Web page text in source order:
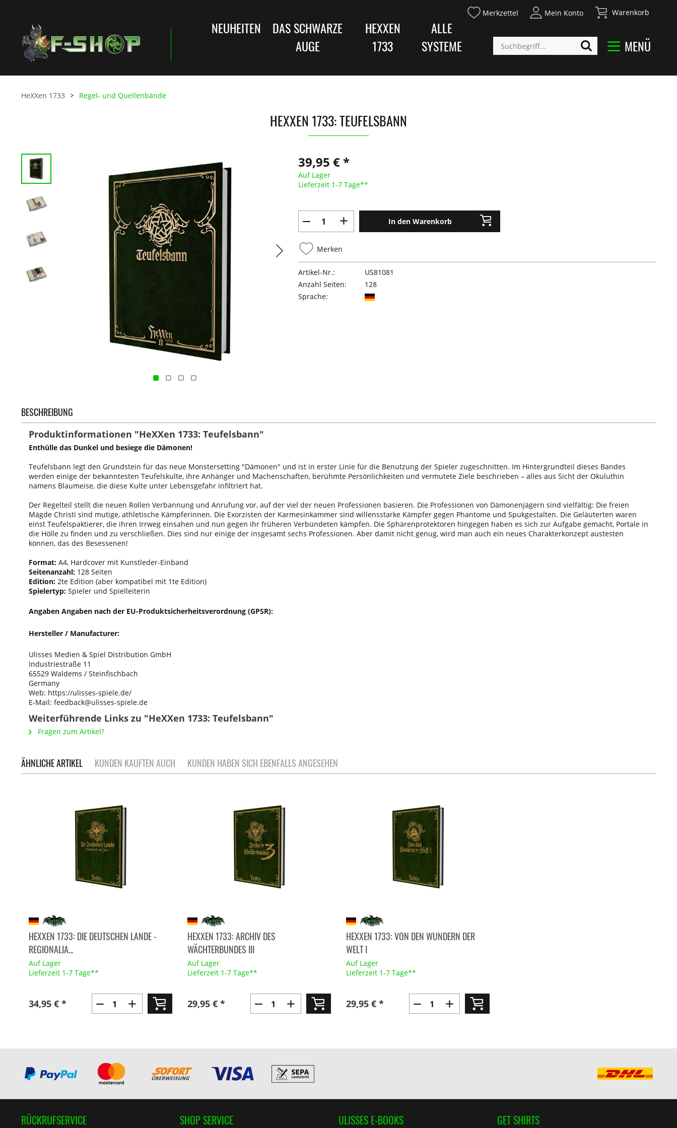
Merkzettel Mein Konto Warenkorb
MENÜ
NEUHEITEN
DAS SCHWARZE
AUGE
HEXXEN
1733
ALLE
SYSTEME
HeXXen 1733 Regel- und Quellenbände
HEXXEN 1733: TEUFELSBANN
39,95 € *
Auf Lager
Lieferzeit 1-7 Tage**
In den Warenkorb
Merken
Artikel-Nr.:
US81081
Anzahl Seiten:
128
Sprache:
BESCHREIBUNG
Produktinformationen "HeXXen 1733: Teufelsbann"
Enthülle das Dunkel und besiege die Dämonen!
Teufelsbann legt den Grundstein für das neue Monstersetting "Dämonen" und ist in erster Linie für die Benutzung der Spieler zugeschnitten. Im Hintergrundteil dieses Bandes
werden einige der bekanntesten Teufelskulte, ihre Anhänger und Machenschaften, berühmte Persönlichkeiten und vermutete Ziele beschrieben – alles aus Sicht der Okuluthin
namens Blaumeise, die diese Kulte unter Lebensgefahr infiltriert hat.
Der Regelteil stellt die neuen Rollen Verbannung und Anrufung vor, auf der viel der neuen Professionen basieren. Die Professionen von Dämonenjägern sind vielfältig: Die freien
Mägde Christi sind mutige, athletische Kämpferinnen. Die Exorzisten der Karmesinkammer sind willensstarke Kämpfer gegen Phantome und Spukgestalten. Die Geläuterten waren
einst Teufelspaktierer, die ihren Irrweg einsahen und nun gegen ihr früheren Verbündeten kämpfen. Die Sphärenprotektoren hingegen haben es sich zur Aufgabe gemacht, Portale in
die Hölle zu finden und zu verschließen. Dies sind nur einige der insgesamt sechs Professionen. Aber damit nicht genug, wird man auch ein neues Charakterkonzept austesten
können, das des Besessenen!
Format: A4, Hardcover mit Kunstleder-Einband
Seitenanzahl: 128 Seiten
Edition: 2te Edition (aber kompatibel mit 1te Edition)
Spielertyp: Spieler und Spielleiterin
Angaben Angaben nach der EU-Produktsicherheitsverordnung (GPSR):
Hersteller / Manufacturer:
Ulisses Medien & Spiel Distribution GmbH
Industriestraße 11
65529 Waldems / Steinfischbach
Germany
Web: https://ulisses-spiele.de/
E-Mail: feedback@ulisses-spiele.de
Weiterführende Links zu "HeXXen 1733: Teufelsbann"
Fragen zum Artikel?
ÄHNLICHE ARTIKEL KUNDEN KAUFTEN AUCH KUNDEN HABEN SICH EBENFALLS ANGESEHEN
HEXXEN 1733: DIE DEUTSCHEN LANDE -
REGIONALIA...
Auf Lager
Lieferzeit 1-7 Tage**
34,95 € *
HEXXEN 1733: ARCHIV DES
WÄCHTERBUNDES III
Auf Lager
Lieferzeit 1-7 Tage**
29,95 € *
HEXXEN 1733: VON DEN WUNDERN DER
WELT I
Auf Lager
Lieferzeit 1-7 Tage**
29,95 € *
RÜCKRUFSERVICE SHOP SERVICE ULISSES E-BOOKS GET SHIRTS